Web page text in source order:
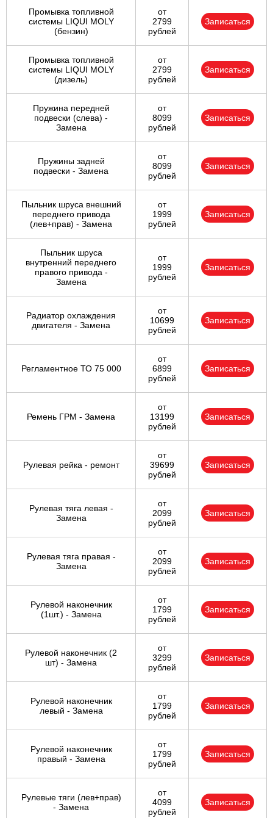
Промывка топливной
системы LIQUI MOLY
(бензин)
от
2799
рублей
Записаться
Промывка топливной
системы LIQUI MOLY
(дизель)
от
2799
рублей
Записаться
Пружина передней
подвески (слева) -
Замена
от
8099
рублей
Записаться
Пружины задней
подвески - Замена
от
8099
рублей
Записаться
Пыльник шруса внешний
переднего привода
(лев+прав) - Замена
от
1999
рублей
Записаться
Пыльник шруса
внутренний переднего
правого привода -
Замена
от
1999
рублей
Записаться
Радиатор охлаждения
двигателя - Замена
от
10699
рублей
Записаться
Регламентное ТО 75 000
от
6899
рублей
Записаться
Ремень ГРМ - Замена
от
13199
рублей
Записаться
Рулевая рейка - ремонт
от
39699
рублей
Записаться
Рулевая тяга левая -
Замена
от
2099
рублей
Записаться
Рулевая тяга правая -
Замена
от
2099
рублей
Записаться
Рулевой наконечник
(1шт.) - Замена
от
1799
рублей
Записаться
Рулевой наконечник (2
шт) - Замена
от
3299
рублей
Записаться
Рулевой наконечник
левый - Замена
от
1799
рублей
Записаться
Рулевой наконечник
правый - Замена
от
1799
рублей
Записаться
Рулевые тяги (лев+прав)
- Замена
от
4099
рублей
Записаться